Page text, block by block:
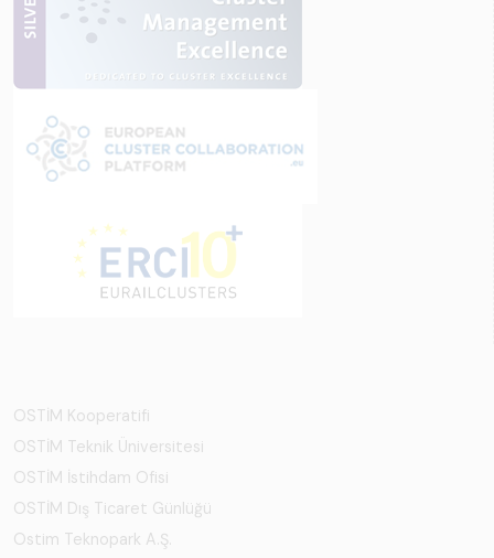
OSTİM Kooperatifi
OSTİM Teknik Üniversitesi
OSTİM İstihdam Ofisi
OSTİM Dış Ticaret Günlüğü
Ostim Teknopark A.Ş.